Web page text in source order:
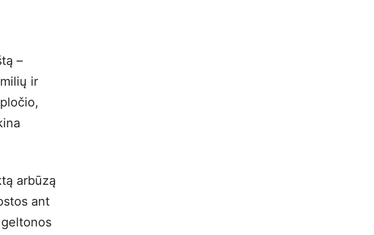
–
ir
arbūzą
ant